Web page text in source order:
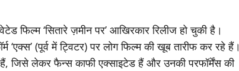
फिल्म ‘सितारे ज़मीन पर’ आखिरकार रिलीज हो चुकी है।
‘एक्स’ (पूर्व में ट्विटर) पर लोग फिल्म की खूब तारीफ कर रहे हैं।
जिसे लेकर फैन्स काफी एक्साइटेड हैं और उनकी परफॉर्मेंस की